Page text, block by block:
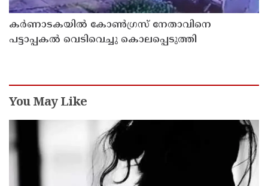
കർണാടകയിൽ കോൺഗ്രസ് നേതാവിനെ
പട്ടാപ്പകൽ വെടിവെച്ചു കൊലപ്പെടുത്തി
You May Like